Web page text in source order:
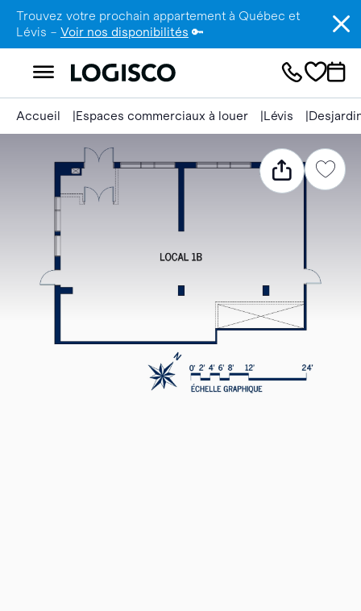
Trouvez votre prochain appartement à Québec et
Lévis – Voir nos disponibilités 🔑
Accueil Espaces commerciaux à louer Lévis